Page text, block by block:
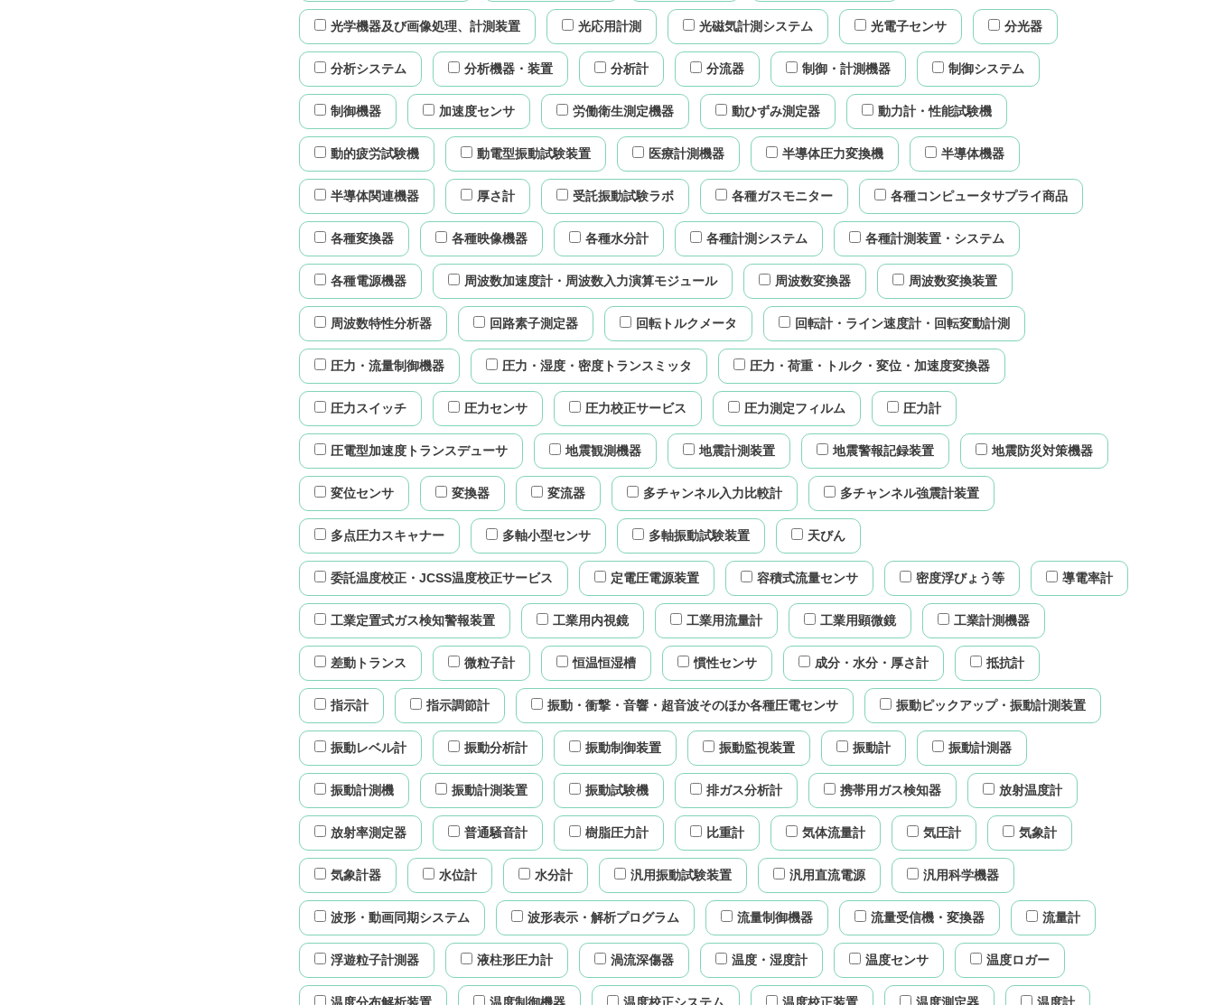
光学機器及び画像処理、計測装置 光応用計測 光磁気計測システム 光電子センサ 分光器
分析システム 分析機器・装置 分析計 分流器 制御・計測機器 制御システム
制御機器 加速度センサ 労働衛生測定機器 動ひずみ測定器 動力計・性能試験機
動的疲労試験機 動電型振動試験装置 医療計測機器 半導体圧力変換機 半導体機器
半導体関連機器 厚さ計 受託振動試験ラボ 各種ガスモニター 各種コンピュータサプライ商品
各種変換器 各種映像機器 各種水分計 各種計測システム 各種計測装置・システム
各種電源機器 周波数加速度計・周波数入力演算モジュール 周波数変換器 周波数変換装置
周波数特性分析器 回路素子測定器 回転トルクメータ 回転計・ライン速度計・回転変動計測
圧力・流量制御機器 圧力・湿度・密度トランスミッタ 圧力・荷重・トルク・変位・加速度変換器
圧力スイッチ 圧力センサ 圧力校正サービス 圧力測定フィルム 圧力計
圧電型加速度トランスデューサ 地震観測機器 地震計測装置 地震警報記録装置 地震防災対策機器
変位センサ 変換器 変流器 多チャンネル入力比較計 多チャンネル強震計装置
多点圧力スキャナー 多軸小型センサ 多軸振動試験装置 天びん
委託温度校正・JCSS温度校正サービス 定電圧電源装置 容積式流量センサ 密度浮びょう等 導電率計
工業定置式ガス検知警報装置 工業用内視鏡 工業用流量計 工業用顕微鏡 工業計測機器
差動トランス 微粒子計 恒温恒湿槽 慣性センサ 成分・水分・厚さ計 抵抗計
指示計 指示調節計 振動・衝撃・音響・超音波そのほか各種圧電センサ 振動ピックアップ・振動計測装置
振動レベル計 振動分析計 振動制御装置 振動監視装置 振動計 振動計測器
振動計測機 振動計測装置 振動試験機 排ガス分析計 携帯用ガス検知器 放射温度計
放射率測定器 普通騒音計 樹脂圧力計 比重計 気体流量計 気圧計 気象計
気象計器 水位計 水分計 汎用振動試験装置 汎用直流電源 汎用科学機器
波形・動画同期システム 波形表示・解析プログラム 流量制御機器 流量受信機・変換器 流量計
浮遊粒子計測器 液柱形圧力計 渦流深傷器 温度・湿度計 温度センサ 温度ロガー